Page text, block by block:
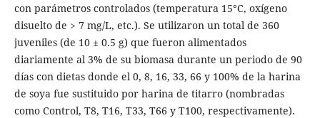
con parámetros controlados (temperatura 15°C, oxígeno
disuelto de > 7 mg/L, etc.). Se utilizaron un total de 360
juveniles (de 10 ± 0.5 g) que fueron alimentados
diariamente al 3% de su biomasa durante un periodo de 90
días con dietas donde el 0, 8, 16, 33, 66 y 100% de la harina
de soya fue sustituido por harina de titarro (nombradas
como Control, T8, T16, T33, T66 y T100, respectivamente).